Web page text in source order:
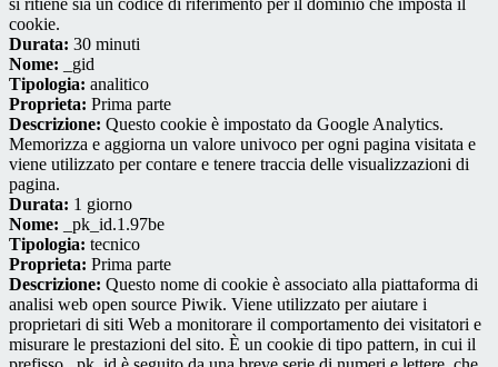
si ritiene sia un codice di riferimento per il dominio che imposta il
cookie.
Durata: 30 minuti
Nome: _gid
Tipologia: analitico
Proprieta: Prima parte
Descrizione: Questo cookie è impostato da Google Analytics.
Memorizza e aggiorna un valore univoco per ogni pagina visitata e
viene utilizzato per contare e tenere traccia delle visualizzazioni di
pagina.
Durata: 1 giorno
Nome: _pk_id.1.97be
Tipologia: tecnico
Proprieta: Prima parte
Descrizione: Questo nome di cookie è associato alla piattaforma di
analisi web open source Piwik. Viene utilizzato per aiutare i
proprietari di siti Web a monitorare il comportamento dei visitatori e
misurare le prestazioni del sito. È un cookie di tipo pattern, in cui il